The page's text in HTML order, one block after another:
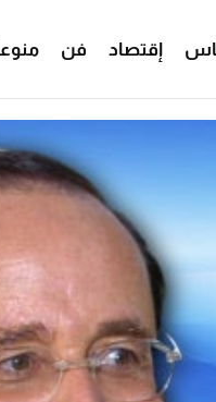
إقتصاد فن